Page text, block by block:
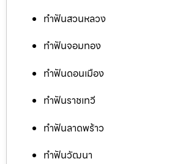
ทำฟันสวนหลวง
ทำฟันจอมทอง
ทำฟันดอนเมือง
ทำฟันราชเทวี
ทำฟันลาดพร้าว
ทำฟันวัฒนา